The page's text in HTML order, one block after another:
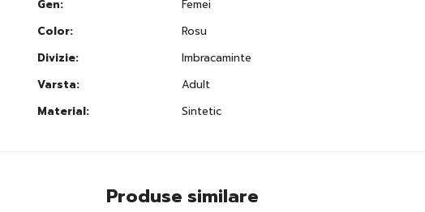
Gen:
Femei
Color:
Rosu
Divizie:
Imbracaminte
Varsta:
Adult
Material:
Sintetic
Produse similare